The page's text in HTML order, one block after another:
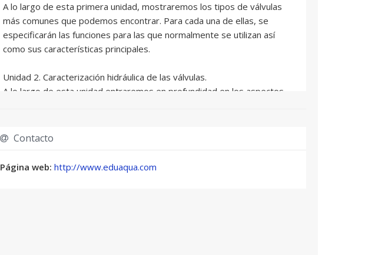
A lo largo de esta primera unidad, mostraremos los tipos de válvulas
más comunes que podemos encontrar. Para cada una de ellas, se
especificarán las funciones para las que normalmente se utilizan así
como sus características principales.
Unidad 2. Caracterización hidráulica de las válvulas.
A lo largo de esta unidad entraremos en profundidad en los aspectos
dimensionado. La caracterización hidráulica de una válvula se centra
condiciones que se den en el sistema. En esta línea, uno de los
conceptos más importantes es determinar las pérdidas de carga que
Contacto
Página web: http://www.eduaqua.com